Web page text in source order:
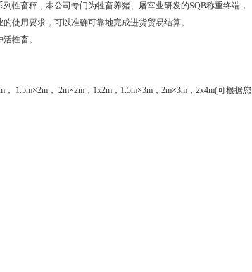
牲畜秤，本公司专门为牲畜养猪、屠宰业研发的SQB称重终端，
使用要求，可以准确可靠地完成进货贸易结算。
牲畜。
1.5m×2m， 2m×2m，1x2m，1.5m×3m，2m×3m，2x4m(可根据您